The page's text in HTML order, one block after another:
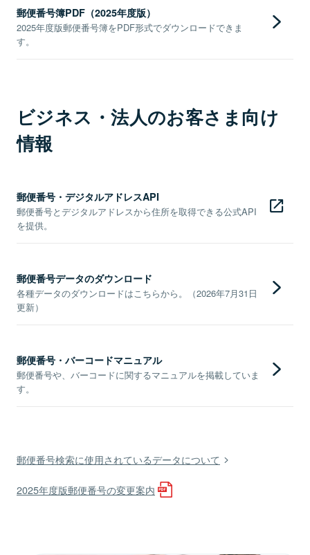
郵便番号簿PDF（2025年度版）
2025年度版郵便番号簿をPDF形式でダウンロードできま
す。
ビジネス・法人のお客さま向け
情報
郵便番号・デジタルアドレスAPI
郵便番号とデジタルアドレスから住所を取得できる公式API
を提供。
郵便番号データのダウンロード
各種データのダウンロードはこちらから。（2026年7月31日
更新）
郵便番号・バーコードマニュアル
郵便番号や、バーコードに関するマニュアルを掲載していま
す。
郵便番号検索に使用されているデータについて
2025年度版郵便番号の変更案内